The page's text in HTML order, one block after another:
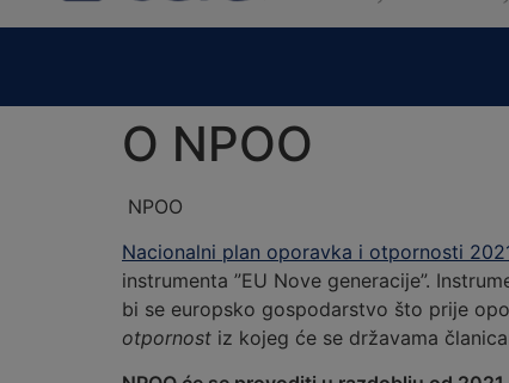
O NPOO
NPOO
Nacionalni plan oporavka i otpornosti
instrumenta ”EU Nove generacije”.
bi se europsko gospodarstvo što prije
otpornost iz kojeg će se državama